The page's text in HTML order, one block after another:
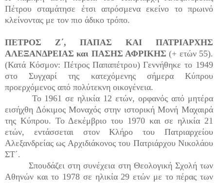
Πέτρου σταμάτησε έτσι απρόσμενα εκείνο το πρωινό
κλείνοντας με τον πιο άδικο τρόπο.
ΠΕΤΡΟΣ Ζ΄, ΠΑΠΑΣ ΚΑΙ ΠΑΤΡΙΑΡΧΗΣ
ΑΛΕΞΑΝΔΡΕΙΑΣ και ΠΑΣΗΣ ΑΦΡΙΚΗΣ (+ ετών 55).
(Κατά Κόσμον: Πέτρος Παπαπέτρου) Γεννήθηκε το 1949
στο Συγχαρί της κατεχόμενης σήμερα Κύπρου
προερχόμενος από πολύτεκνη οικογένεια.
Το 1961 σε ηλικία 12 ετών, ορφανός από μητέρα
εισήχθη Δόκιμος Μοναχός στην ιστορική Μονή Μαχαιρά
της Κύπρου. Το Δεκέμβριο του 1970 και σε ηλικία 21
ετών, εντάσσεται στον Κλήρο του Πατριαρχείου
Αλεξανδρείας ως Αρχιδιάκονος του Πατριάρχου Νικολάου
ΣΤ΄.
Σπουδάζει στη συνέχεια στη Θεολογική Σχολή των
Αθηνών και το 1978 σε ηλικία 29 ετών με το πέρας των